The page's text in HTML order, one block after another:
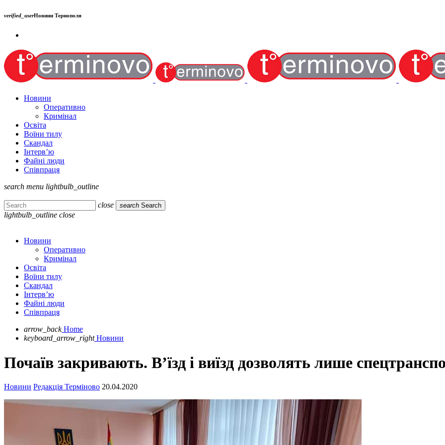
verified_userНовини Тернополя
Новини
Оперативно
Кримінал
Освіта
Воїни тилу
Скандал
Інтерв’ю
Файні люди
Співпраця
search menu lightbulb_outline
close search Search
lightbulb_outline close
Новини
Оперативно
Кримінал
Освіта
Воїни тилу
Скандал
Інтерв’ю
Файні люди
Співпраця
arrow_back Home
keyboard_arrow_right Новини
Почаїв закривають. В’їзд і виїзд дозволять лише
Новини Редакція Терміново 20.04.2020